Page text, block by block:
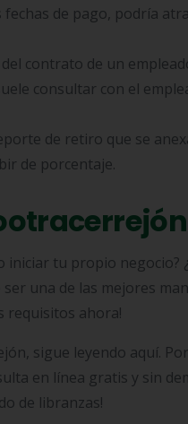
de pago, podría
contrato de un
consultar con el
de retiro que se
de porcentaje.
iniciar tu propio negocio?
una de las mejores
requisitos ahora!
sigue leyendo aquí.
en línea gratis y sin
de libranzas!